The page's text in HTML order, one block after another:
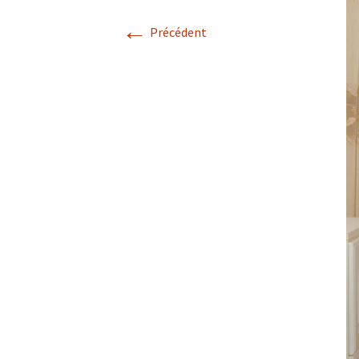
← Précédent